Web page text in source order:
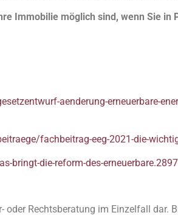
Immobilie möglich sind, wenn Sie
aenderung-erneuerbare-
fachbeitrag-eeg-2021-die-
bringt-die-reform-des-
oder Rechtsberatung im Einzelfall